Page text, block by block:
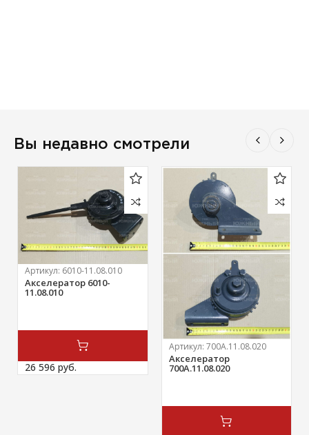
Вы недавно смотрели
Артикул: 6010-11.08.010
Акселератор 6010-
11.08.010
26 596 руб.
Артикул: 700А.11.08.020
Акселератор
700А.11.08.020